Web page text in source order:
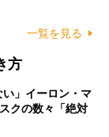
一覧を見る
方
い」イーロン・マ
クの数々「絶対